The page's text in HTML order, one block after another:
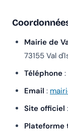
Mairie de
73155 Val
Téléphone
Email :
Site officiel :